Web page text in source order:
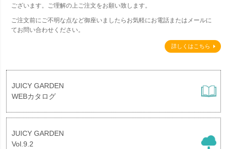
ございます。ご理解の上ご注文をお願い致します。
ご注文前にご不明な点など御座いましたらお気軽にお電話またはメールに
てお問い合わせください。
詳しくはこちら
JUICY GARDEN
WEBカタログ
JUICY GARDEN
Vol.9.2